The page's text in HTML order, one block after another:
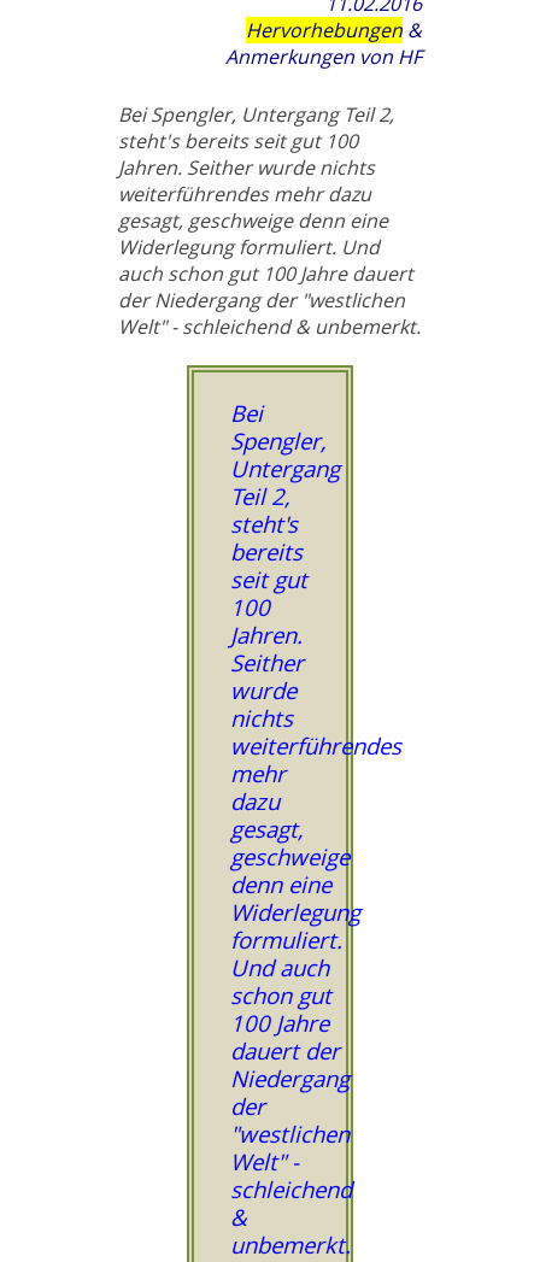
Hervorhebungen &
Anmerkungen von HF
Bei Spengler, Untergang Teil 2,
steht's bereits seit gut 100
Jahren. Seither wurde nichts
weiterführendes mehr dazu
gesagt, geschweige denn eine
Widerlegung formuliert. Und
auch schon gut 100 Jahre dauert
der Niedergang der "westlichen
Welt" - schleichend & unbemerkt.
Bei
Spengler,
Untergang
Teil 2,
steht's
bereits
seit gut
100
Jahren.
Seither
wurde
nichts
weiterführendes
mehr
dazu
gesagt,
geschweige
denn eine
Widerlegung
formuliert.
Und auch
schon gut
100 Jahre
dauert der
Niedergang
der
"westlichen
Welt" -
schleichend
&
unbemerkt.